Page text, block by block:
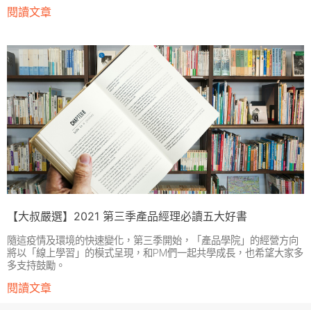
閱讀文章
【大叔嚴選】2021 第三季產品經理必讀五大好書
隨這疫情及環境的快速變化，第三季開始，「產品學院」的經營方向
將以「線上學習」的模式呈現，和PM們一起共學成長，也希望大家多
多支持鼓勵。
閱讀文章